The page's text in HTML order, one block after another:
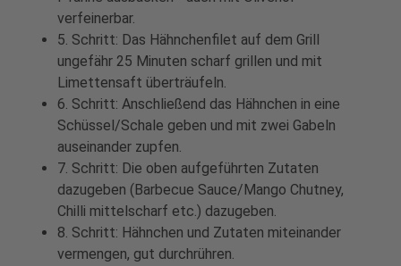
verfeinerbar.
5. Schritt: Das Hähnchenfilet auf dem Grill
ungefähr 25 Minuten scharf grillen und mit
Limettensaft überträufeln.
6. Schritt: Anschließend das Hähnchen in eine
Schüssel/Schale geben und mit zwei Gabeln
auseinander zupfen.
7. Schritt: Die oben aufgeführten Zutaten
dazugeben (Barbecue Sauce/Mango Chutney,
Chilli mittelscharf etc.) dazugeben.
8. Schritt: Hähnchen und Zutaten miteinander
vermengen, gut durchrühren.